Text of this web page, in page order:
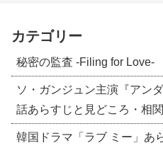
カテゴリー
秘密の監査 -Filing for Love-
ソ・ガンジュン主演『アン
話あらすじと見どころ・相
韓国ドラマ「ラブ ミー」あ